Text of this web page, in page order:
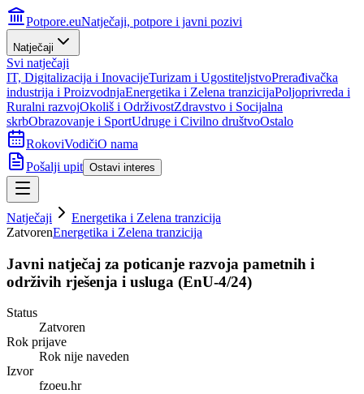
Potpore.euNatječaji, potpore i javni pozivi
Natječaji
Svi natječaji
IT, Digitalizacija i InovacijeTurizam i UgostiteljstvoPrerađivačka
industrija i ProizvodnjaEnergetika i Zelena tranzicijaPoljoprivreda i
Ruralni razvojOkoliš i OdrživostZdravstvo i Socijalna
skrbObrazovanje i SportUdruge i Civilno društvoOstalo
RokoviVodičiO nama
Pošalji upit Ostavi interes
Natječaji
Energetika i Zelena tranzicija
ZatvorenEnergetika i Zelena tranzicija
Javni natječaj za poticanje razvoja pametnih i
održivih rješenja i usluga (EnU-4/24)
Status
Zatvoren
Rok prijave
Rok nije naveden
Izvor
fzoeu.hr